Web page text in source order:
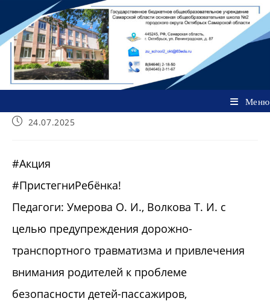
содержимому
Меню
Запись24.07.2025
#Акция
#ПристегниРебёнка!
Педагоги: Умерова О. И., Волкова Т. И. с
целью предупреждения дорожно-
транспортного травматизма и привлечения
внимания родителей к проблеме
безопасности детей-пассажиров,